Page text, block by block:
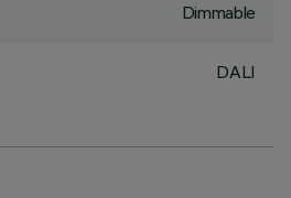
Dimmable
DALI